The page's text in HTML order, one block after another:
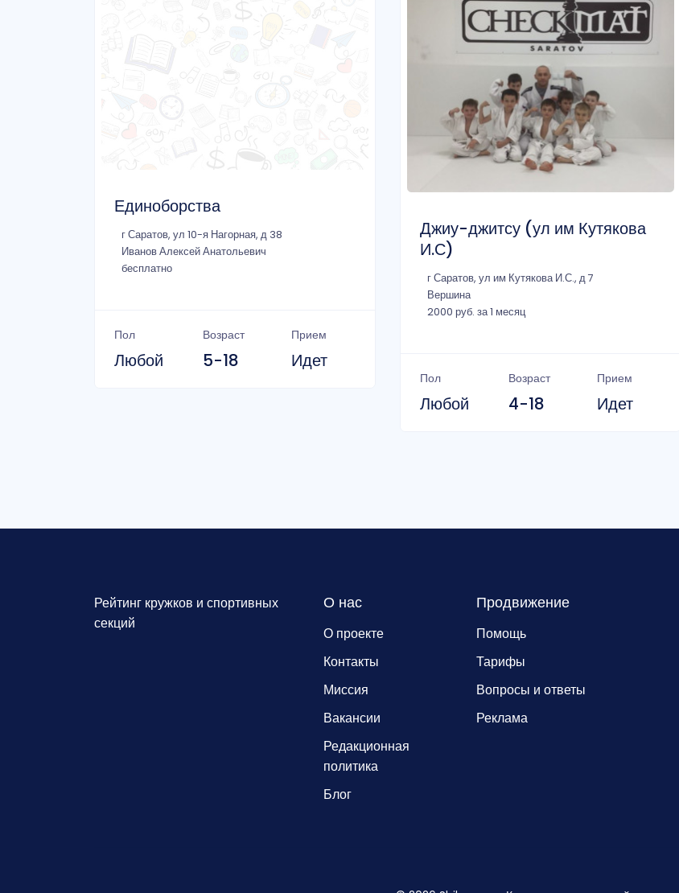
Единоборства
г Саратов, ул 10-я Нагорная, д 38
Иванов Алексей Анатольевич
бесплатно
Пол
Любой
Возраст
5-18
Прием
Идет
Джиу-джитсу (ул им Кутякова
И.С)
г Саратов, ул им Кутякова И.С., д 7
Вершина
2000 руб. за 1 месяц
Пол
Любой
Возраст
4-18
Прием
Идет
Рейтинг кружков и спортивных
секций
О нас
О проекте
Контакты
Миссия
Вакансии
Редакционная
политика
Блог
Продвижение
Помощь
Тарифы
Вопросы и ответы
Реклама